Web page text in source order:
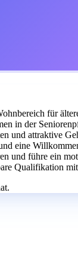
für
in der
und attraktive
eine
und führe ein
Qualifikation